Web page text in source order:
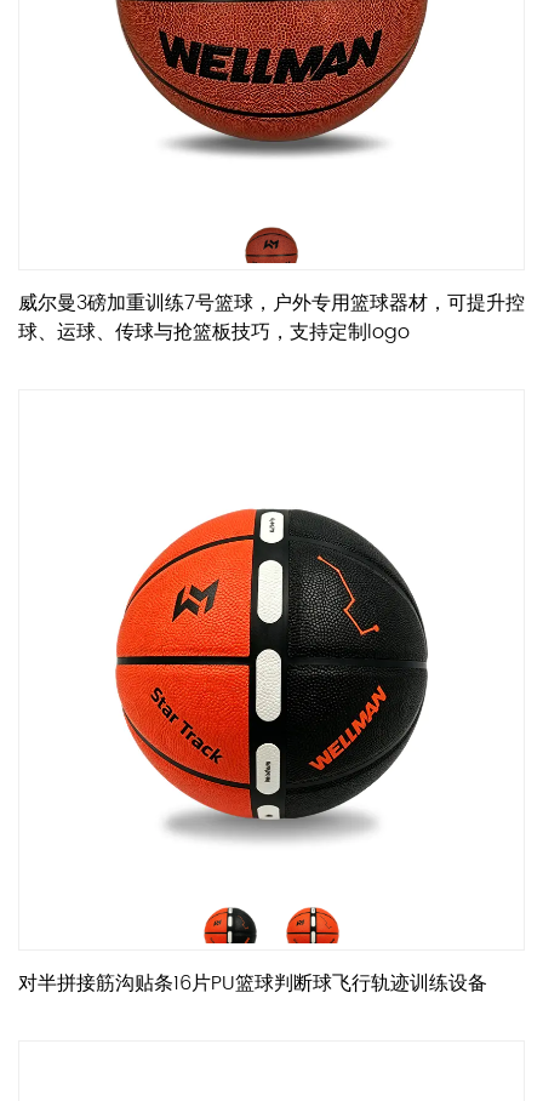
威尔曼3磅加重训练7号篮球，户外专用篮球器材，可提升控
球、运球、传球与抢篮板技巧，支持定制logo
对半拼接筋沟贴条16片PU篮球判断球飞行轨迹训练设备